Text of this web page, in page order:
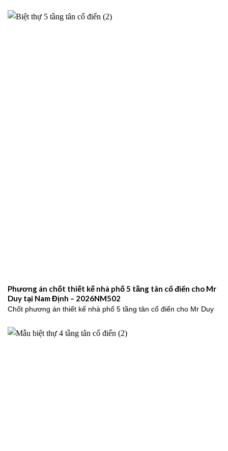
Phương án chốt thiết kế nhà phố 5 tầng tân cổ điển cho Mr
Duy tại Nam Định – 2026NM502
Chốt phương án thiết kế nhà phố 5 tầng tân cổ điển cho Mr Duy